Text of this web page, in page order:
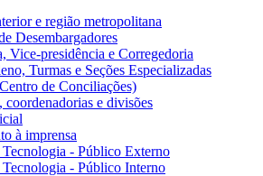
e região metropolitana
Desembargadores
Vice-presidência e Corregedoria
Turmas e Seções Especializadas
de Conciliações)
coordenadorias e divisões
à imprensa
Tecnologia - Público Externo
Tecnologia - Público Interno